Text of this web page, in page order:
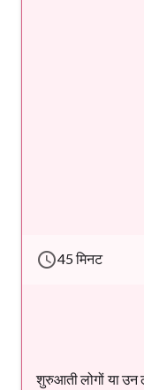
schedule45 मिनट
शुरुआती लोगों या उन